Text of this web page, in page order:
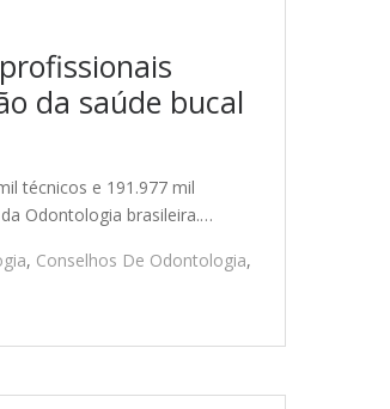
da saúde bucal
técnicos e 191.977 mil
Odontologia brasileira.…
, Conselhos De Odontologia,